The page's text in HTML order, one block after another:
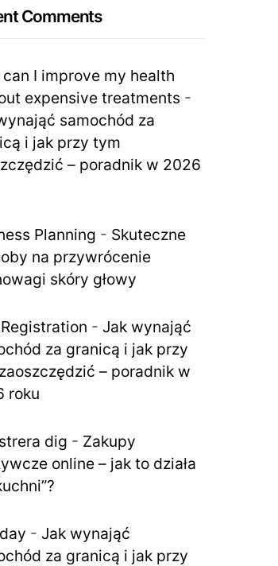
Comments
I improve my health
expensive treatments -
samochód za
i jak przy tym
– poradnik w 2026
Planning - Skuteczne
na przywrócenie
skóry głowy
- Jak wynająć
za granicą i jak przy
– poradnik w
roku
dig - Zakupy
online – jak to działa
- Jak wynająć
za granicą i jak przy